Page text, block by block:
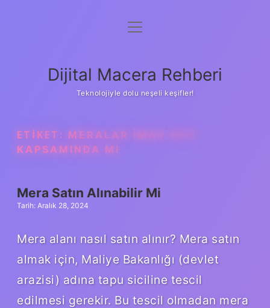
Anasayfa
Yasal Uyarı
menüyü
Dijital Macera Rehberi
Teknolojiyle dolu neşeli keşifler!
ETIKET: MERALAR IMAR AFFI
KAPSAMINDA MI
Mera Satın Alınabilir Mi
Tarih: Aralık 28, 2024
Mera alanı nasıl satın alınır? Mera satın
almak için, Maliye Bakanlığı (devlet
arazisi) adına tapu siciline tescil
edilmesi gerekir. Bu tescil olmadan mera